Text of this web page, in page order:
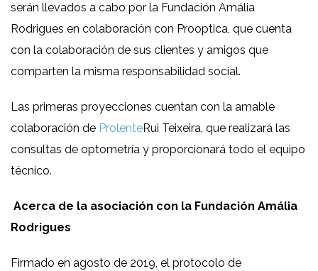
serán llevados a cabo por la Fundación Amália
Rodrigues en colaboración con Prooptica, que cuenta
con la colaboración de sus clientes y amigos que
comparten la misma responsabilidad social.
Las primeras proyecciones cuentan con la amable
colaboración de ProlenteRui Teixeira, que realizará las
consultas de optometría y proporcionará todo el equipo
técnico.
Acerca de la asociación con la Fundación Amália
Rodrigues
Firmado en agosto de 2019, el protocolo de